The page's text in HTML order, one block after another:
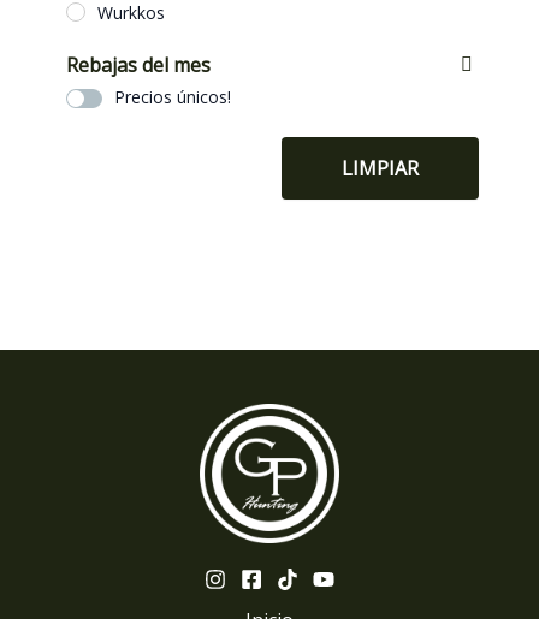
Wurkkos
Rebajas del mes
Precios únicos!
LIMPIAR